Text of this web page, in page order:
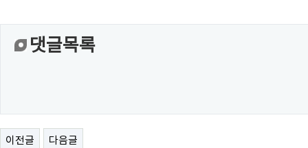
댓글목록
이전글 다음글